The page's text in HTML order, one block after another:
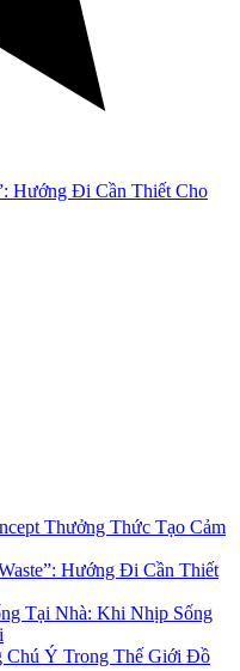
Hướng Đi Cần Thiết Cho
Thưởng Thức Tạo Cảm
Hướng Đi Cần Thiết
Tại Nhà: Khi Nhịp Sống
Chú Ý Trong Thế Giới Đồ